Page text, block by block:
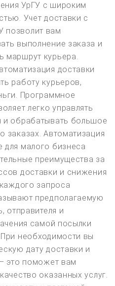
УрГУ с широким
Учет доставки с
вам
выполнение заказа и
маршрут курьера.
доставки
работу курьеров,
Программное
легко управлять
и обрабатывать большое
заказах. Автоматизация
малого бизнеса
преимущества за
доставки и снижения
запроса
предполагаемую
отправителя и
самой посылки
необходимости вы
дату доставки и
это поможет вам
оказанных услуг.